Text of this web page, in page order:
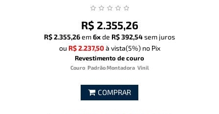
R$ 2.355,26
R$ 2.355,26em6xde R$ 392,54sem juros
ou R$ 2.237,50à vista(5%)no Pix
Revestimento de couro
Couro Padrão Montadora Vinil
COMPRAR